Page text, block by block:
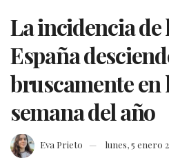
La incidencia de
España
bruscamente
semana del año
Eva Prieto lunes, 5 enero